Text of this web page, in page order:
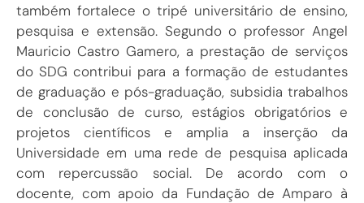
também fortalece o tripé universitário de ensino,
pesquisa e extensão. Segundo o professor Angel
Mauricio Castro Gamero, a prestação de serviços
do SDG contribui para a formação de estudantes
de graduação e pós-graduação, subsidia trabalhos
de conclusão de curso, estágios obrigatórios e
projetos científicos e amplia a inserção da
Universidade em uma rede de pesquisa aplicada
com repercussão social. De acordo com o
docente, com apoio da Fundação de Amparo à